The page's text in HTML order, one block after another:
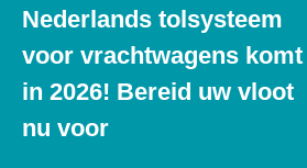
Nederlands tolsysteem
voor vrachtwagens komt
in 2026! Bereid uw vloot
nu voor
Werken bij Easytrip
Onze vacatures
Volg ons